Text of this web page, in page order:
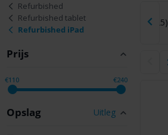
mini 6 (2021) iPad 11 (2025)
Refurbished
Refurbished tablet
Refurbished iPad
Prijs
€110 €240
Opslag Uitleg